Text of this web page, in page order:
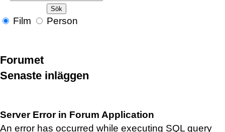
Film Person
Forumet
Senaste inläggen
Server Error in Forum Application
An error has occurred while executing SQL query